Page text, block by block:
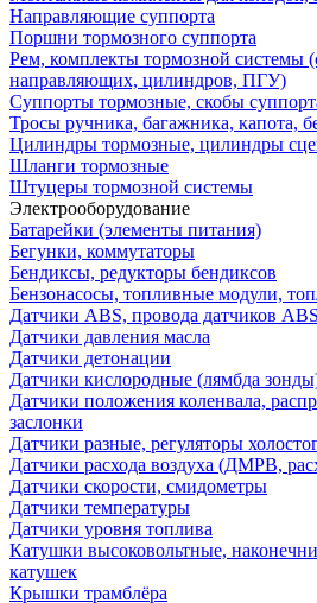
Направляющие суппорта
Поршни тормозного суппорта
Рем, комплекты тормозной системы
направляющих, цилиндров, ПГУ)
Суппорты тормозные, скобы
Тросы ручника, багажника, капота,
Цилиндры тормозные, цилиндры
Шланги тормозные
Штуцеры тормозной системы
Электрооборудование
Батарейки (элементы питания)
Бегунки, коммутаторы
Бендиксы, редукторы бендиксов
Бензонасосы, топливные модули,
Датчики ABS, провода датчиков ABS
Датчики давления масла
Датчики детонации
Датчики кислородные (лямбда
Датчики положения коленвала,
заслонки
Датчики разные, регуляторы
Датчики расхода воздуха (ДМРВ,
Датчики скорости, смидометры
Датчики температуры
Датчики уровня топлива
Катушки высоковольтные,
катушек
Крышки трамблёра